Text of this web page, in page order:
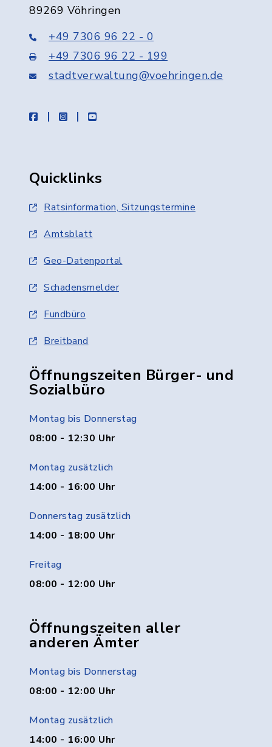
89269 Vöhringen
+49 7306 96 22 - 0
+49 7306 96 22 - 199
stadtverwaltung@voehringen.de
facebookinstagramyoutube
Quicklinks
Ratsinformation, Sitzungstermine
Amtsblatt
Geo-Datenportal
Schadensmelder
Fundbüro
Breitband
Öffnungszeiten Bürger- und
Sozialbüro
Montag bis Donnerstag
08:00 - 12:30 Uhr
Montag zusätzlich
14:00 - 16:00 Uhr
Donnerstag zusätzlich
14:00 - 18:00 Uhr
Freitag
08:00 - 12:00 Uhr
Öffnungszeiten aller
anderen Ämter
Montag bis Donnerstag
08:00 - 12:00 Uhr
Montag zusätzlich
14:00 - 16:00 Uhr